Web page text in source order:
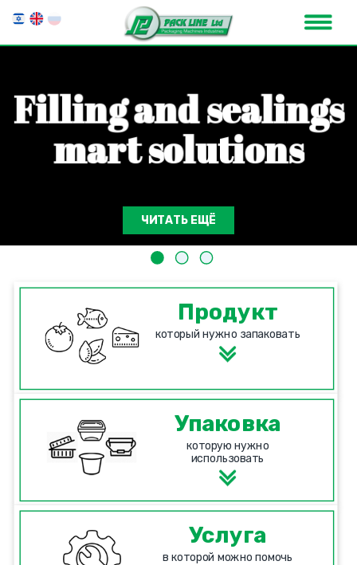
ЧИТАТЬ ЕЩЁ
Fillingandsealings
martsolutions
Продукт
который нужно запаковать
Упаковка
которую нужно
использовать
Услуга
в которой можно помочь